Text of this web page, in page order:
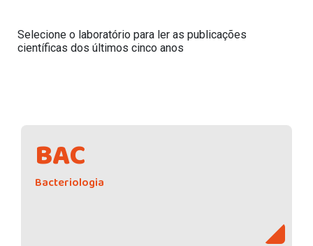
Selecione o laboratório para ler as publicações
científicas dos últimos cinco anos
BAC
Bacteriologia